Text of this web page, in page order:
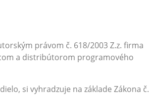
právom č. 618/2003 Z.z. firma
a distribútorom programového
si vyhradzuje na základe Zákona č.